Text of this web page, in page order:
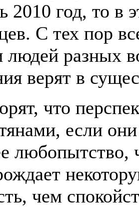
2010 год, то в
С тех пор
разных
верят в
что
если
любопытство,
чем